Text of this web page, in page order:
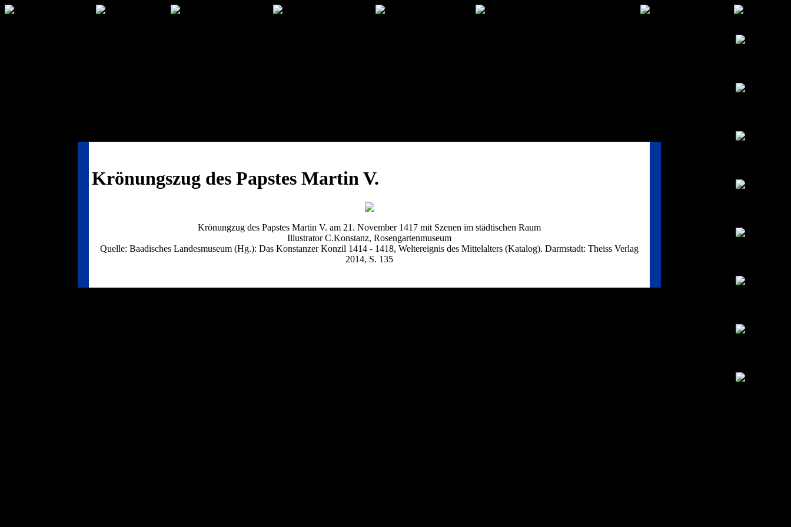
Krönungszug des Papstes Martin V.
Krönungzug des Papstes Martin V. am 21. November 1417 mit Szenen im städtischen Raum
Illustrator C.Konstanz, Rosengartenmuseum
Quelle: Baadisches Landesmuseum (Hg.): Das Konstanzer Konzil 1414 - 1418, Weltereignis des Mittelalters (Katalog). Darmstadt: Theiss Verlag
2014, S. 135